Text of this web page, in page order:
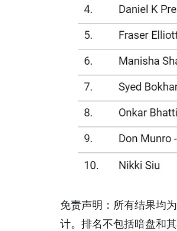
免责声明：所有结果均
计。排名不包括暗盘和